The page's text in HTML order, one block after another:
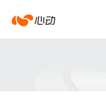
爱搜索结果